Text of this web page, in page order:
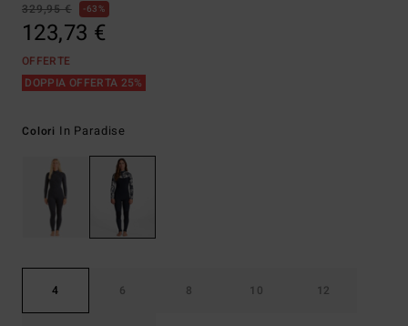
329,95 €
63%
123,73 €
OFFERTE
DOPPIA OFFERTA 25%
Colori In Paradise
4 6 8 10 12